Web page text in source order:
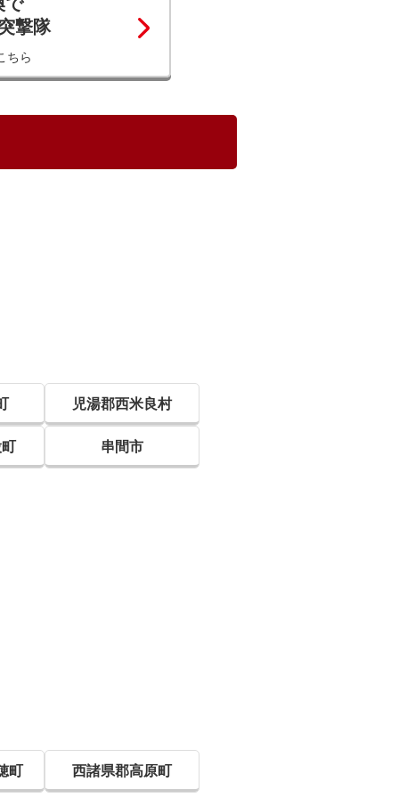
撃隊
ちら
児湯郡西米良村
串間市
町 西諸県郡高原町